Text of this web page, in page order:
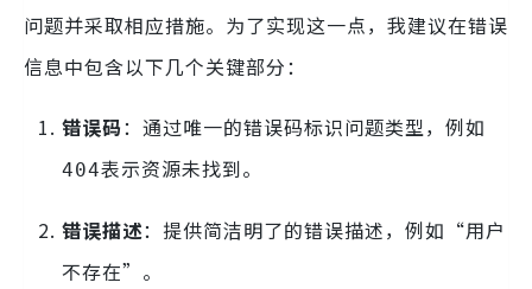
问题并采取相应措施。为了实现这一点，我建议在错误
信息中包含以下几个关键部分：
错误码：通过唯一的错误码标识问题类型，例如
404表示资源未找到。
错误描述：提供简洁明了的错误描述，例如“用户
不存在”。